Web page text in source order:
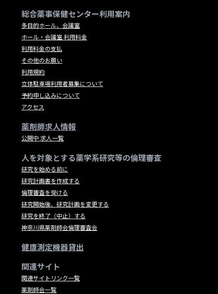
総合薬事保健センター利用案内
多目的ホール、会議室
ホール・会議室 利用料金
利用料金の支払
その他のお願い
利用規約
立体駐車場利用者募集について
予約申し込みについて
アクセス
薬剤師求人情報
公開中 求人一覧
人を対象とする薬学系研究等の倫理審査
研究を始める前に
研究計画書を作成する
倫理審査を受ける
研究開始後、研究計画を変更する
研究を終了（中止）する
神奈川県薬剤師会倫理審査会
健康測定機器貸出
関連サイト
関連サイトリンク一覧
薬剤師会一覧